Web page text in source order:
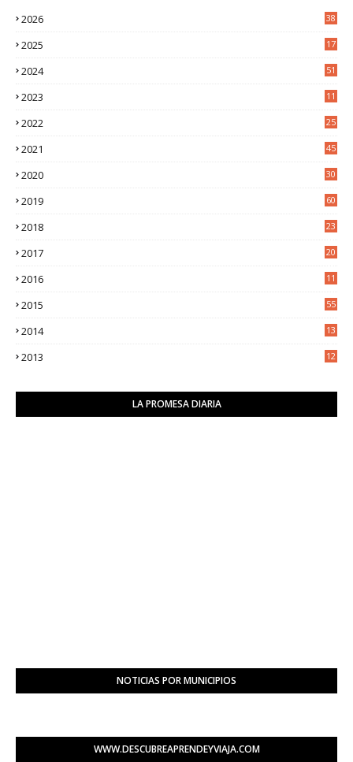
2026 38
2025
17
2024 51
2023
11
2022
25
2021
45
2020
30
2019 60
2018
23
2017
20
2016
11
2015 55
2014
13
2013
12
LA PROMESA DIARIA
NOTICIAS POR MUNICIPIOS
WWW.DESCUBREAPRENDEYVIAJA.COM